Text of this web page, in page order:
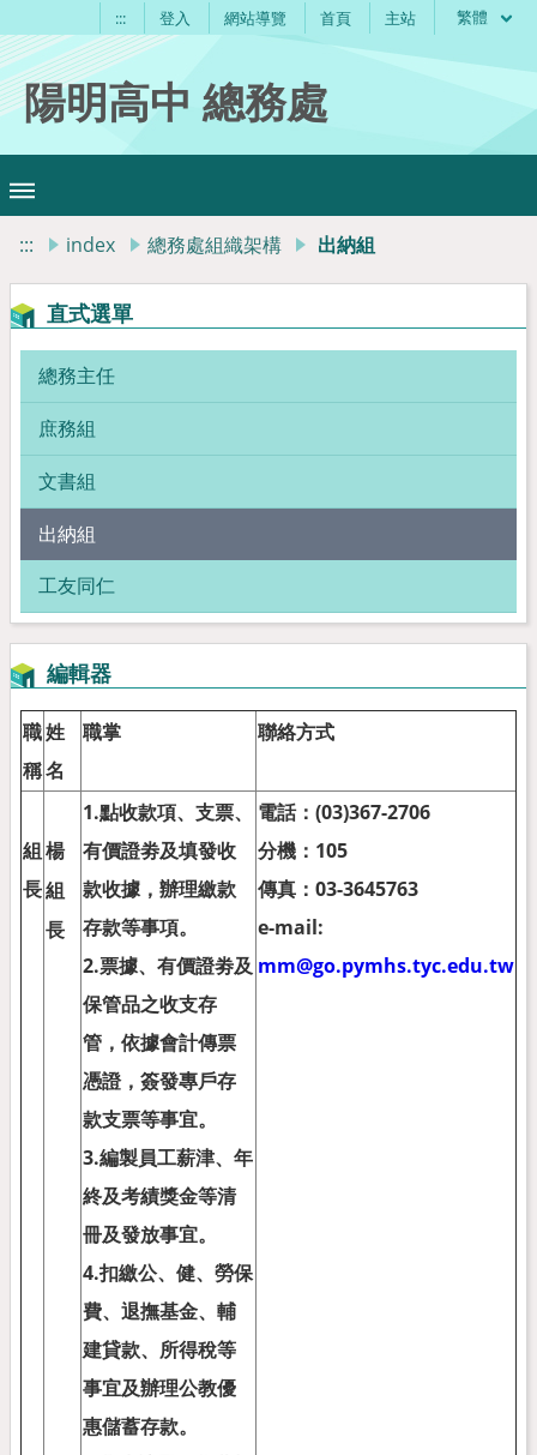
::: 登入 網站導覽 首頁 主站 繁體
陽明高中 總務處
::: index 總務處組織架構 出納組
直式選單
總務主任
庶務組
文書組
出納組
工友同仁
編輯器
職
稱
姓
名
職掌 聯絡方式
組
長
楊
組
長
1.點收款項、支票、
有價證劵及填發收
款收據，辦理繳款
存款等事項。
2.票據、有價證劵及
保管品之收支存
管，依據會計傳票
憑證，簽發專戶存
款支票等事宜。
3.編製員工薪津、年
終及考績獎金等清
冊及發放事宜。
4.扣繳公、健、勞保
費、退撫基金、輔
建貸款、所得稅等
事宜及辦理公教優
惠儲蓄存款。
電話： (03)367-2706
分機： 105
傳真： 03-3645763
e-mail:
mm@go.pymhs.tyc.edu.tw